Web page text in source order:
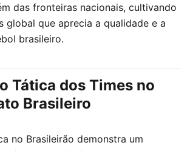
das fronteiras nacionais, cultivando
global que aprecia a qualidade e a
brasileiro.
Tática dos Times no
Brasileiro
no Brasileirão demonstra um